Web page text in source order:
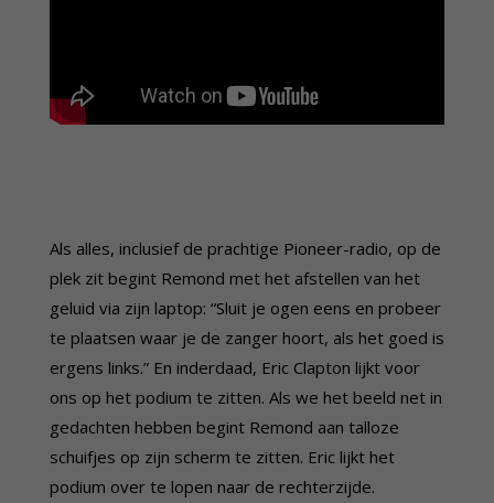
Als alles, inclusief de prachtige Pioneer-radio, op de
plek zit begint Remond met het afstellen van het
geluid via zijn laptop: “Sluit je ogen eens en probeer
te plaatsen waar je de zanger hoort, als het goed is
ergens links.” En inderdaad, Eric Clapton lijkt voor
ons op het podium te zitten. Als we het beeld net in
gedachten hebben begint Remond aan talloze
schuifjes op zijn scherm te zitten. Eric lijkt het
podium over te lopen naar de rechterzijde.